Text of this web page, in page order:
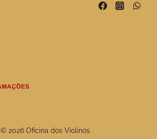
© 2026 Oficina dos Violinos